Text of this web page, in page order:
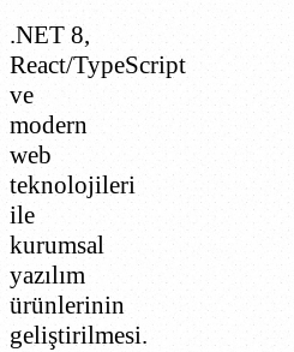
.NET 8,
React/TypeScript
ve
modern
web
teknolojileri
ile
kurumsal
yazılım
ürünlerinin
geliştirilmesi.